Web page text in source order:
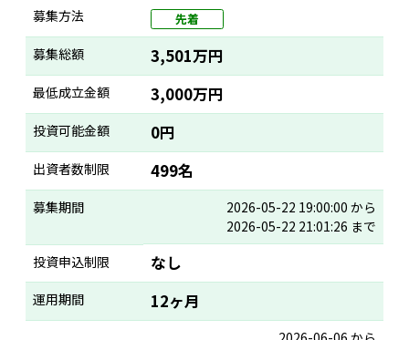
募集方法 先着
募集総額 3,501万円
最低成立金額 3,000万円
投資可能金額 0円
出資者数制限 499名
募集期間
2026-05-22 19:00:00 から
2026-05-22 21:01:26 まで
投資申込制限
なし
運用期間 12ヶ月